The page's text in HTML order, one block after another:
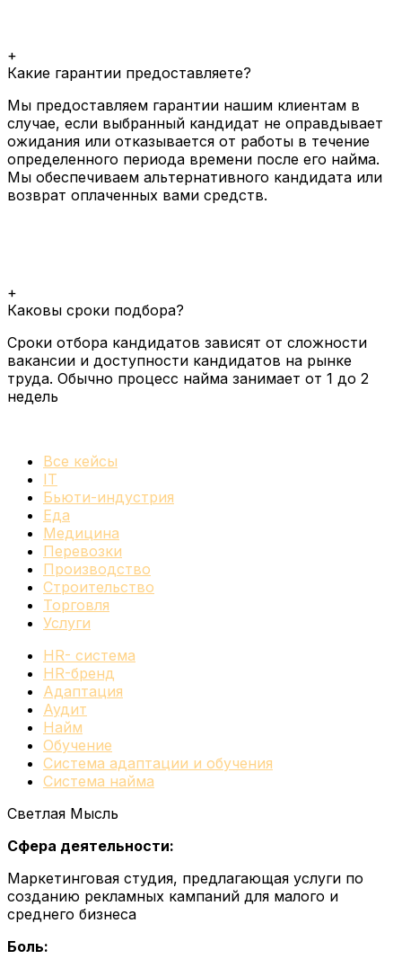
+
Какие гарантии предоставляете?
Мы предоставляем гарантии нашим клиентам в
случае, если выбранный кандидат не оправдывает
ожидания или отказывается от работы в течение
определенного периода времени после его найма.
Мы обеспечиваем альтернативного кандидата или
возврат оплаченных вами средств.
+
Каковы сроки подбора?
Сроки отбора кандидатов зависят от сложности
вакансии и доступности кандидатов на рынке
труда. Обычно процесс найма занимает от 1 до 2
недель
Все кейсы
IT
Бьюти-индустрия
Еда
Медицина
Перевозки
Производство
Строительство
Торговля
Услуги
HR- система
HR-бренд
Адаптация
Аудит
Найм
Обучение
Система адаптации и обучения
Система найма
Светлая Мысль
Сфера деятельности:
Маркетинговая студия, предлагающая услуги по
созданию рекламных кампаний для малого и
среднего бизнеса
Боль: